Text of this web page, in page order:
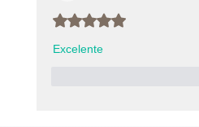
Obtuvo 5 de 5 estrellas.
Excelente